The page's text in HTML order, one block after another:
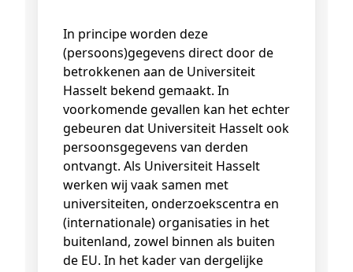
In principe worden deze
(persoons)gegevens direct door de
betrokkenen aan de Universiteit
Hasselt bekend gemaakt. In
voorkomende gevallen kan het echter
gebeuren dat Universiteit Hasselt ook
persoonsgegevens van derden
ontvangt. Als Universiteit Hasselt
werken wij vaak samen met
universiteiten, onderzoekscentra en
(internationale) organisaties in het
buitenland, zowel binnen als buiten
de EU. In het kader van dergelijke